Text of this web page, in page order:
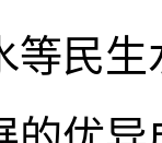
等民